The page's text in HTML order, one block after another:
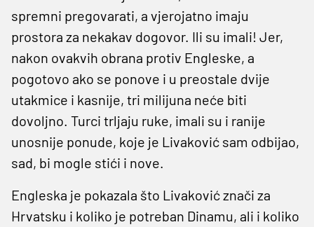
spremni pregovarati, a vjerojatno imaju
prostora za nekakav dogovor. Ili su imali! Jer,
nakon ovakvih obrana protiv Engleske, a
pogotovo ako se ponove i u preostale dvije
utakmice i kasnije, tri milijuna neće biti
dovoljno. Turci trljaju ruke, imali su i ranije
unosnije ponude, koje je Livaković sam odbijao,
sad, bi mogle stići i nove.
Engleska je pokazala što Livaković znači za
Hrvatsku i koliko je potreban Dinamu, ali i koliko